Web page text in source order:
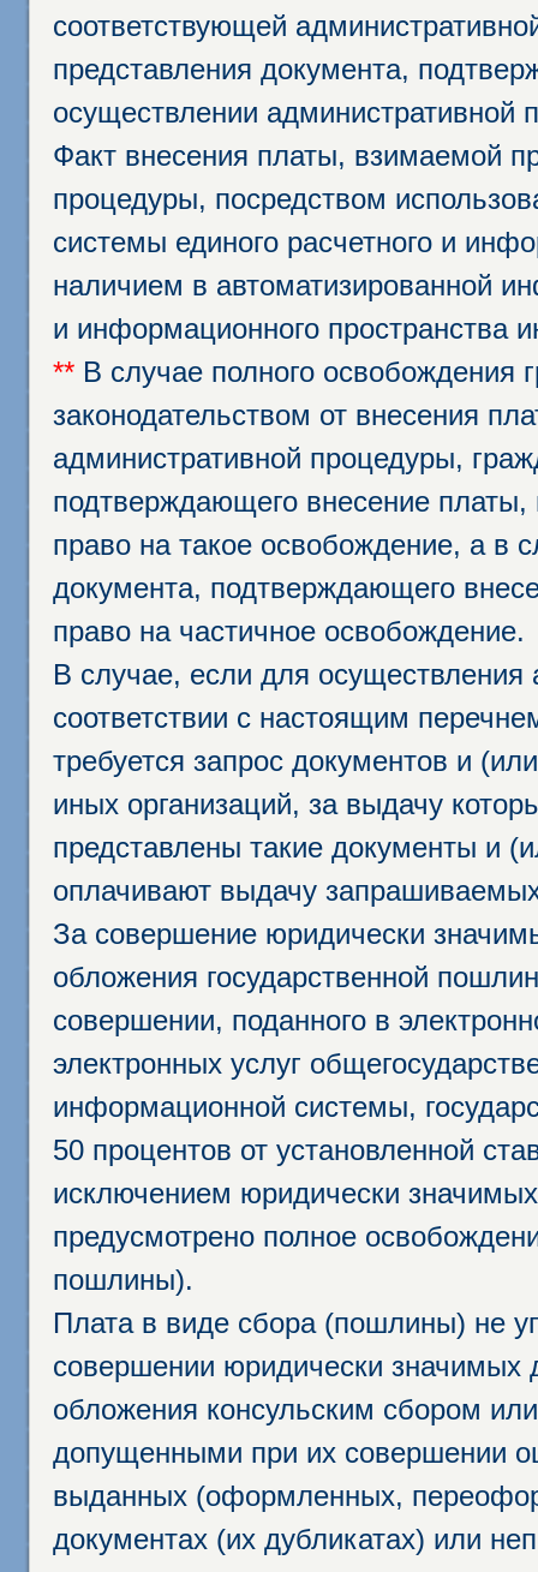
соответствующей
представления документа,
осуществлении административной
Факт внесения платы, взимаемой
процедуры, посредством
системы единого расчетного и
наличием в автоматизированной
и информационного пространства
** В случае полного освобождения
законодательством от внесения
административной процедуры,
подтверждающего внесение
право на такое освобождение, а в
документа, подтверждающего
право на частичное освобождение.
В случае, если для осуществления
соответствии с настоящим
требуется запрос документов и
иных организаций, за выдачу
представлены такие документы и
оплачивают выдачу
За совершение юридически
обложения государственной
совершении, поданного в
электронных услуг
информационной системы,
50 процентов от установленной
исключением юридически
предусмотрено полное
пошлины).
Плата в виде сбора (пошлины) не
совершении юридически
обложения консульским сбором
допущенными при их совершении
выданных (оформленных,
документах (их дубликатах) или